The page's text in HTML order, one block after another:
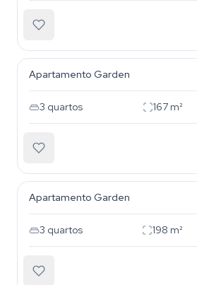
Apartamento Garden
3 quartos 167m²
Apartamento Garden
3 quartos 198 m²